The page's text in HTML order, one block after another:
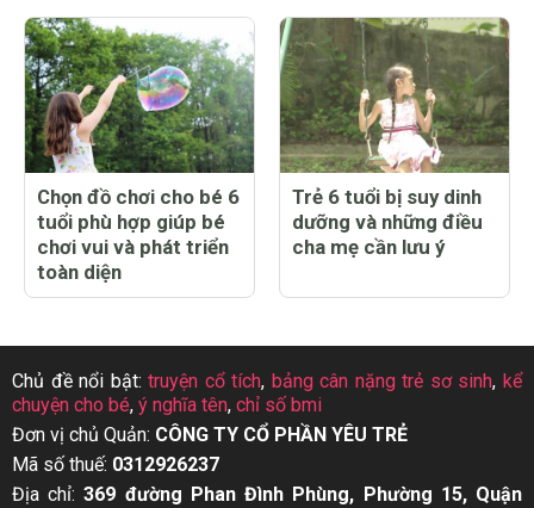
Chọn đồ chơi cho bé 6
tuổi phù hợp giúp bé
chơi vui và phát triển
toàn diện
Trẻ 6 tuổi bị suy dinh
dưỡng và những điều
cha mẹ cần lưu ý
Chủ đề nổi bật:truyện cổ tích, bảng cân nặng trẻ sơ sinh,kể
chuyện cho bé, ý nghĩa tên, chỉ số bmi
Đơn vị chủ Quản: CÔNG TY CỔ PHẦN YÊU TRẺ
Mã số thuế: 0312926237
Địa chỉ:369 đường Phan Đình Phùng, Phường 15, Quận